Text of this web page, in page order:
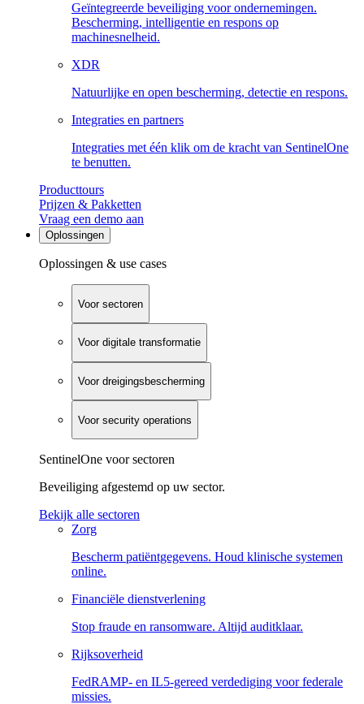
Geïntegreerde beveiliging voor ondernemingen.
Bescherming, intelligentie en respons op
machinesnelheid.
XDR
Natuurlijke en open bescherming, detectie en respons.
Integraties en partners
Integraties met één klik om de kracht van SentinelOne
te benutten.
Producttours
Prijzen & Pakketten
Vraag een demo aan
Oplossingen
Oplossingen & use cases
Voor sectoren
Voor digitale transformatie
Voor dreigingsbescherming
Voor security operations
SentinelOne voor sectoren
Beveiliging afgestemd op uw sector.
Bekijk alle sectoren
Zorg
Bescherm patiëntgegevens. Houd klinische systemen
online.
Financiële dienstverlening
Stop fraude en ransomware. Altijd auditklaar.
Rijksoverheid
FedRAMP- en IL5-gereed verdediging voor federale
missies.